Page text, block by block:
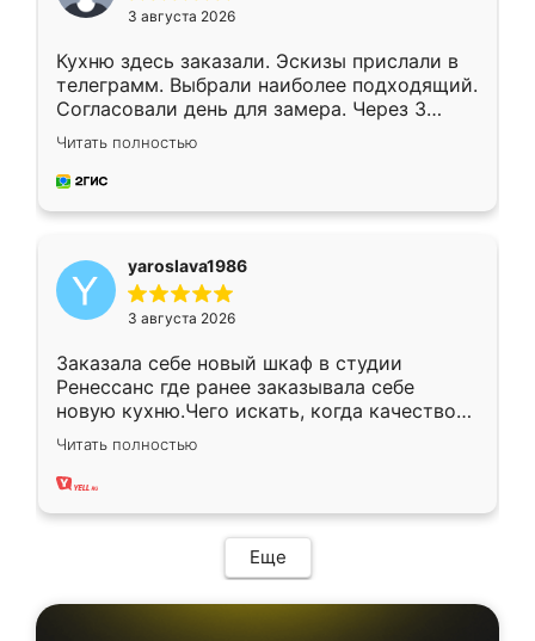
3 августа 2026
Кухню здесь заказали. Эскизы прислали в
телеграмм. Выбрали наиболее подходящий.
Согласовали день для замера. Через 3
недели кухня была уже готова. Остались
довольны работой. Спасибо Ренессанс
мебель за качественную работу!
Читать полностью
yaroslava1986
3 августа 2026
Заказала себе новый шкаф в студии
Ренессанс где ранее заказывала себе
новую кухню.Чего искать, когда качеством
вполне довольна. Служит кухня уже почти
два года, нареканий нет.
Читать полностью
Еще